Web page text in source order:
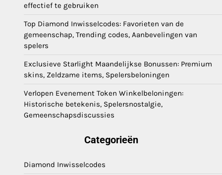
effectief te gebruiken
Top Diamond Inwisselcodes: Favorieten van de
gemeenschap, Trending codes, Aanbevelingen van
spelers
Exclusieve Starlight Maandelijkse Bonussen: Premium
skins, Zeldzame items, Spelersbeloningen
Verlopen Evenement Token Winkelbeloningen:
Historische betekenis, Spelersnostalgie,
Gemeenschapsdiscussies
Categorieën
Diamond Inwisselcodes